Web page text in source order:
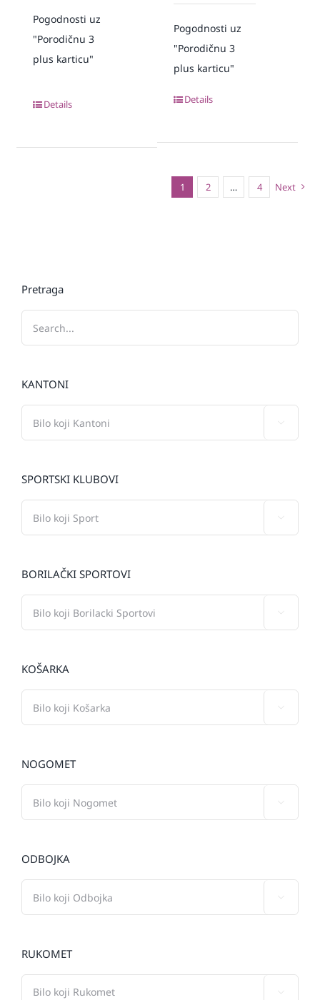
Pogodnosti uz
"Porodičnu 3
plus karticu"
Details
Pogodnosti uz
"Porodičnu 3
plus karticu"
Details
1 2 … 4 Next
Pretraga
KANTONI
SPORTSKI KLUBOVI
BORILAČKI SPORTOVI
KOŠARKA
NOGOMET
ODBOJKA
RUKOMET